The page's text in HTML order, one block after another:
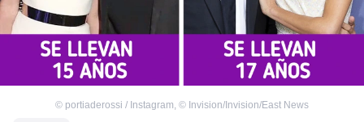
© portiaderossi / Instagram © Invision/Invision/East News